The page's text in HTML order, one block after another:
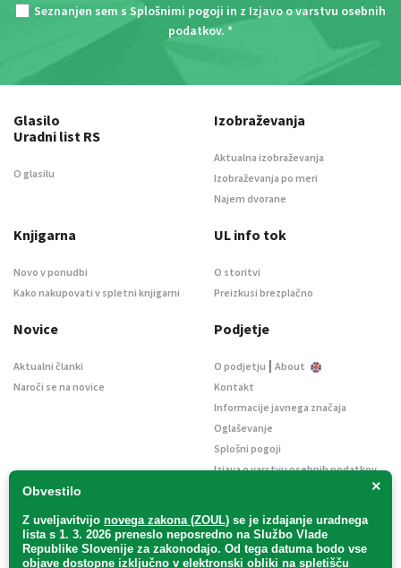
Seznanjen sem s Splošnimi pogoji in z Izjavo o varstvu osebnih
podatkov. *
×
Obvestilo
Z uveljavitvijo novega zakona (ZOUL) se je izdajanje uradnega
lista s 1. 3. 2026 preneslo neposredno na Službo Vlade
Republike Slovenije za zakonodajo. Od tega datuma bodo vse
objave dostopne izključno v elektronski obliki na spletišču
Glasilo
Uradni list RS
O glasilu
Izobraževanja
Aktualna izobraževanja
Izobraževanja po meri
Najem dvorane
Knjigarna
Novo v ponudbi
Kako nakupovati v spletni knjigarni
UL info tok
O storitvi
Preizkusi brezplačno
Novice
Aktualni članki
Naroči se na novice
Podjetje
O podjetju | About
Kontakt
Informacije javnega značaja
Oglaševanje
Splošni pogoji
Izjava o varstvu osebnih podatkov